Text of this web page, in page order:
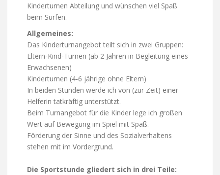
Kinderturnen Abteilung und wünschen viel Spaß
beim Surfen.
Allgemeines:
Das Kinderturnangebot teilt sich in zwei Gruppen:
Eltern-Kind-Turnen (ab 2 Jahren in Begleitung eines
Erwachsenen)
Kinderturnen (4-6 jährige ohne Eltern)
In beiden Stunden werde ich von (zur Zeit) einer
Helferin tatkräftig unterstützt.
Beim Turnangebot für die Kinder lege ich großen
Wert auf Bewegung im Spiel mit Spaß.
Förderung der Sinne und des Sozialverhaltens
stehen mit im Vordergrund.
Die Sportstunde gliedert sich in drei Teile: